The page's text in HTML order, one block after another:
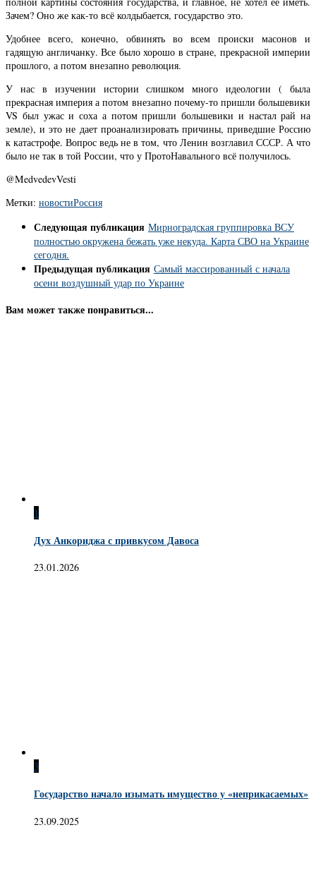
Зачем? Оно же как-то всё колдыбается, государство это.
Удобнее всего, конечно, обвинять во всем происки масонов и
гадящую англичанку. Все было хорошо в стране, прекрасной империи
прошлого, а потом внезапно революция.
У нас в изучении истории слишком много идеологии ( была
прекрасная империя а потом внезапно почему-то пришли большевики
VS был ужас и соха а потом пришли большевики и настал рай на
земле), и это не дает проанализировать причины, приведшие Россию
к катастрофе. Вопрос ведь не в том, что Ленин возглавил СССР. А что
было не так в той России, что у ПротоНавального всё получилось.
@MedvedevVesti
Метки: новостиРоссия
Следующая публикация Мирноградская группировка ВСУ
полностью окружена бежать уже некуда. Карта СВО на Украине
сегодня.
Предыдущая публикация Самый массированный с начала
осени воздушный удар по Украине
Вам может также понравиться...
1
Дух Анкориджа с привкусом Давоса
23.01.2026
3
Государство начало изымать имущество у «неприкасаемых»
23.09.2025